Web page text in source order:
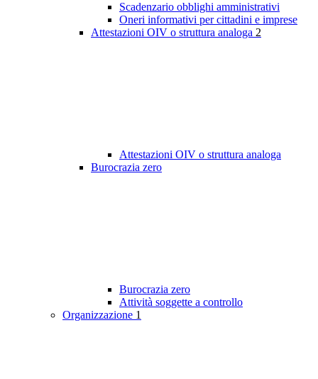
Scadenzario obblighi amministrativi
Oneri informativi per cittadini e imprese
Attestazioni OIV o struttura analoga 2
Attestazioni OIV o struttura analoga
Burocrazia zero
Burocrazia zero
Attività soggette a controllo
Organizzazione 1